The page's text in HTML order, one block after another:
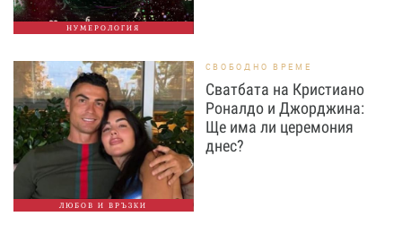
НУМЕРОЛОГИЯ
ЛЮБОВ И ВРЪЗКИ
СВОБОДНО ВРЕМЕ
Сватбата на Кристиано
Роналдо и Джорджина:
Ще има ли церемония
днес?